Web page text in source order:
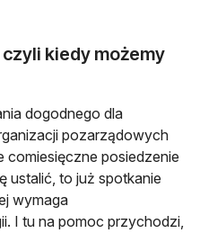
kiedy możemy
dogodnego dla
pozarządowych
comiesięczne posiedzenie
ustalić, to już spotkanie
wymaga
I tu na pomoc przychodzi,